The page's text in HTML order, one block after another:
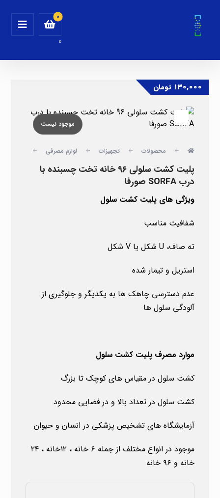
0
موجود نیست
محصولات تجهیزات لوازم مصرفی
پلیت کشت سلولی ۹۶ خانه تخت چسبنده با
درب SORFA صورفا
۱۳۰,۰۰۰ تومان
ویژگی های پلیت کشت سلول
شفافیت مناسب
ته صاف، U شکل یا V شکل
استریل و تیمار شده
عدم دسترسی چاهک ها به یکدیگر و جلوگیری از
آلودگی سلول ها
موارد مصرف پلیت کشت سلول
کشت سلول در مقیاس های کوچک تا بزرگ
کشت سلول در تعداد بالا و در فضایی محدود
آزمایشگاه های تشخیص پزشکی در انسان و حیوان
موجود در انواع مختلف از جمله ۶ خانه ، ۱۲خانه ، ۲۴
خانه و ۹۶ خانه